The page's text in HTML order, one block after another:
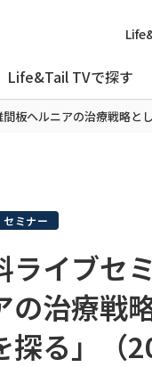
Life&Tail TVで探す
板ヘルニアの治療戦略と
セミナー
ライブ
の治療戦
探る」（